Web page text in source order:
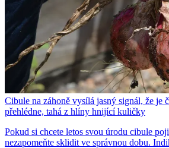
Cibule na záhoně vysílá jasný signál, že je
přehlédne, tahá z hlíny hnijící kuličky
Pokud si chcete letos svou úrodu cibule
nezapomeňte sklidit ve správnou dobu.